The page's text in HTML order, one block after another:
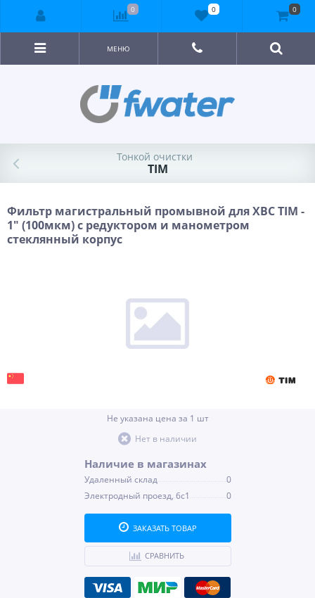
МЕНЮ
Тонкой очистки
TIM
Фильтр магистральный промывной для ХВС TIM -
1" (100мкм) с редуктором и манометром
стеклянный корпус
Не указана цена за 1 шт
Нет в наличии
Наличие в магазинах
Удаленный склад
0
Электродный проезд, 6с1
0
ЗАКАЗАТЬ ТОВАР
СРАВНИТЬ
0 0 0